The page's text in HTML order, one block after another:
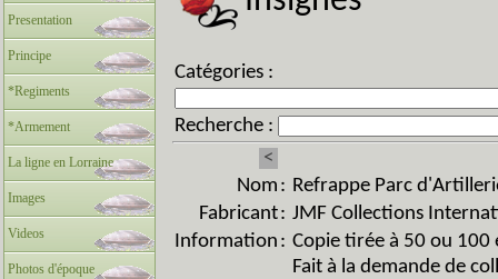
Presentation
Principe
*Regiments
*Armement
La ligne en Lorraine
Images
Videos
Photos d'époque
Catégories :
Recherche :
<
Nom : Refrappe Parc
Fabricant: JMF Collections
Information : Copie tirée à 50 ou 100
Fait à la demande de